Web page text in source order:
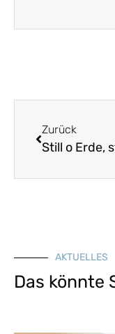
Zurück
AKTUELLES
Das könnte